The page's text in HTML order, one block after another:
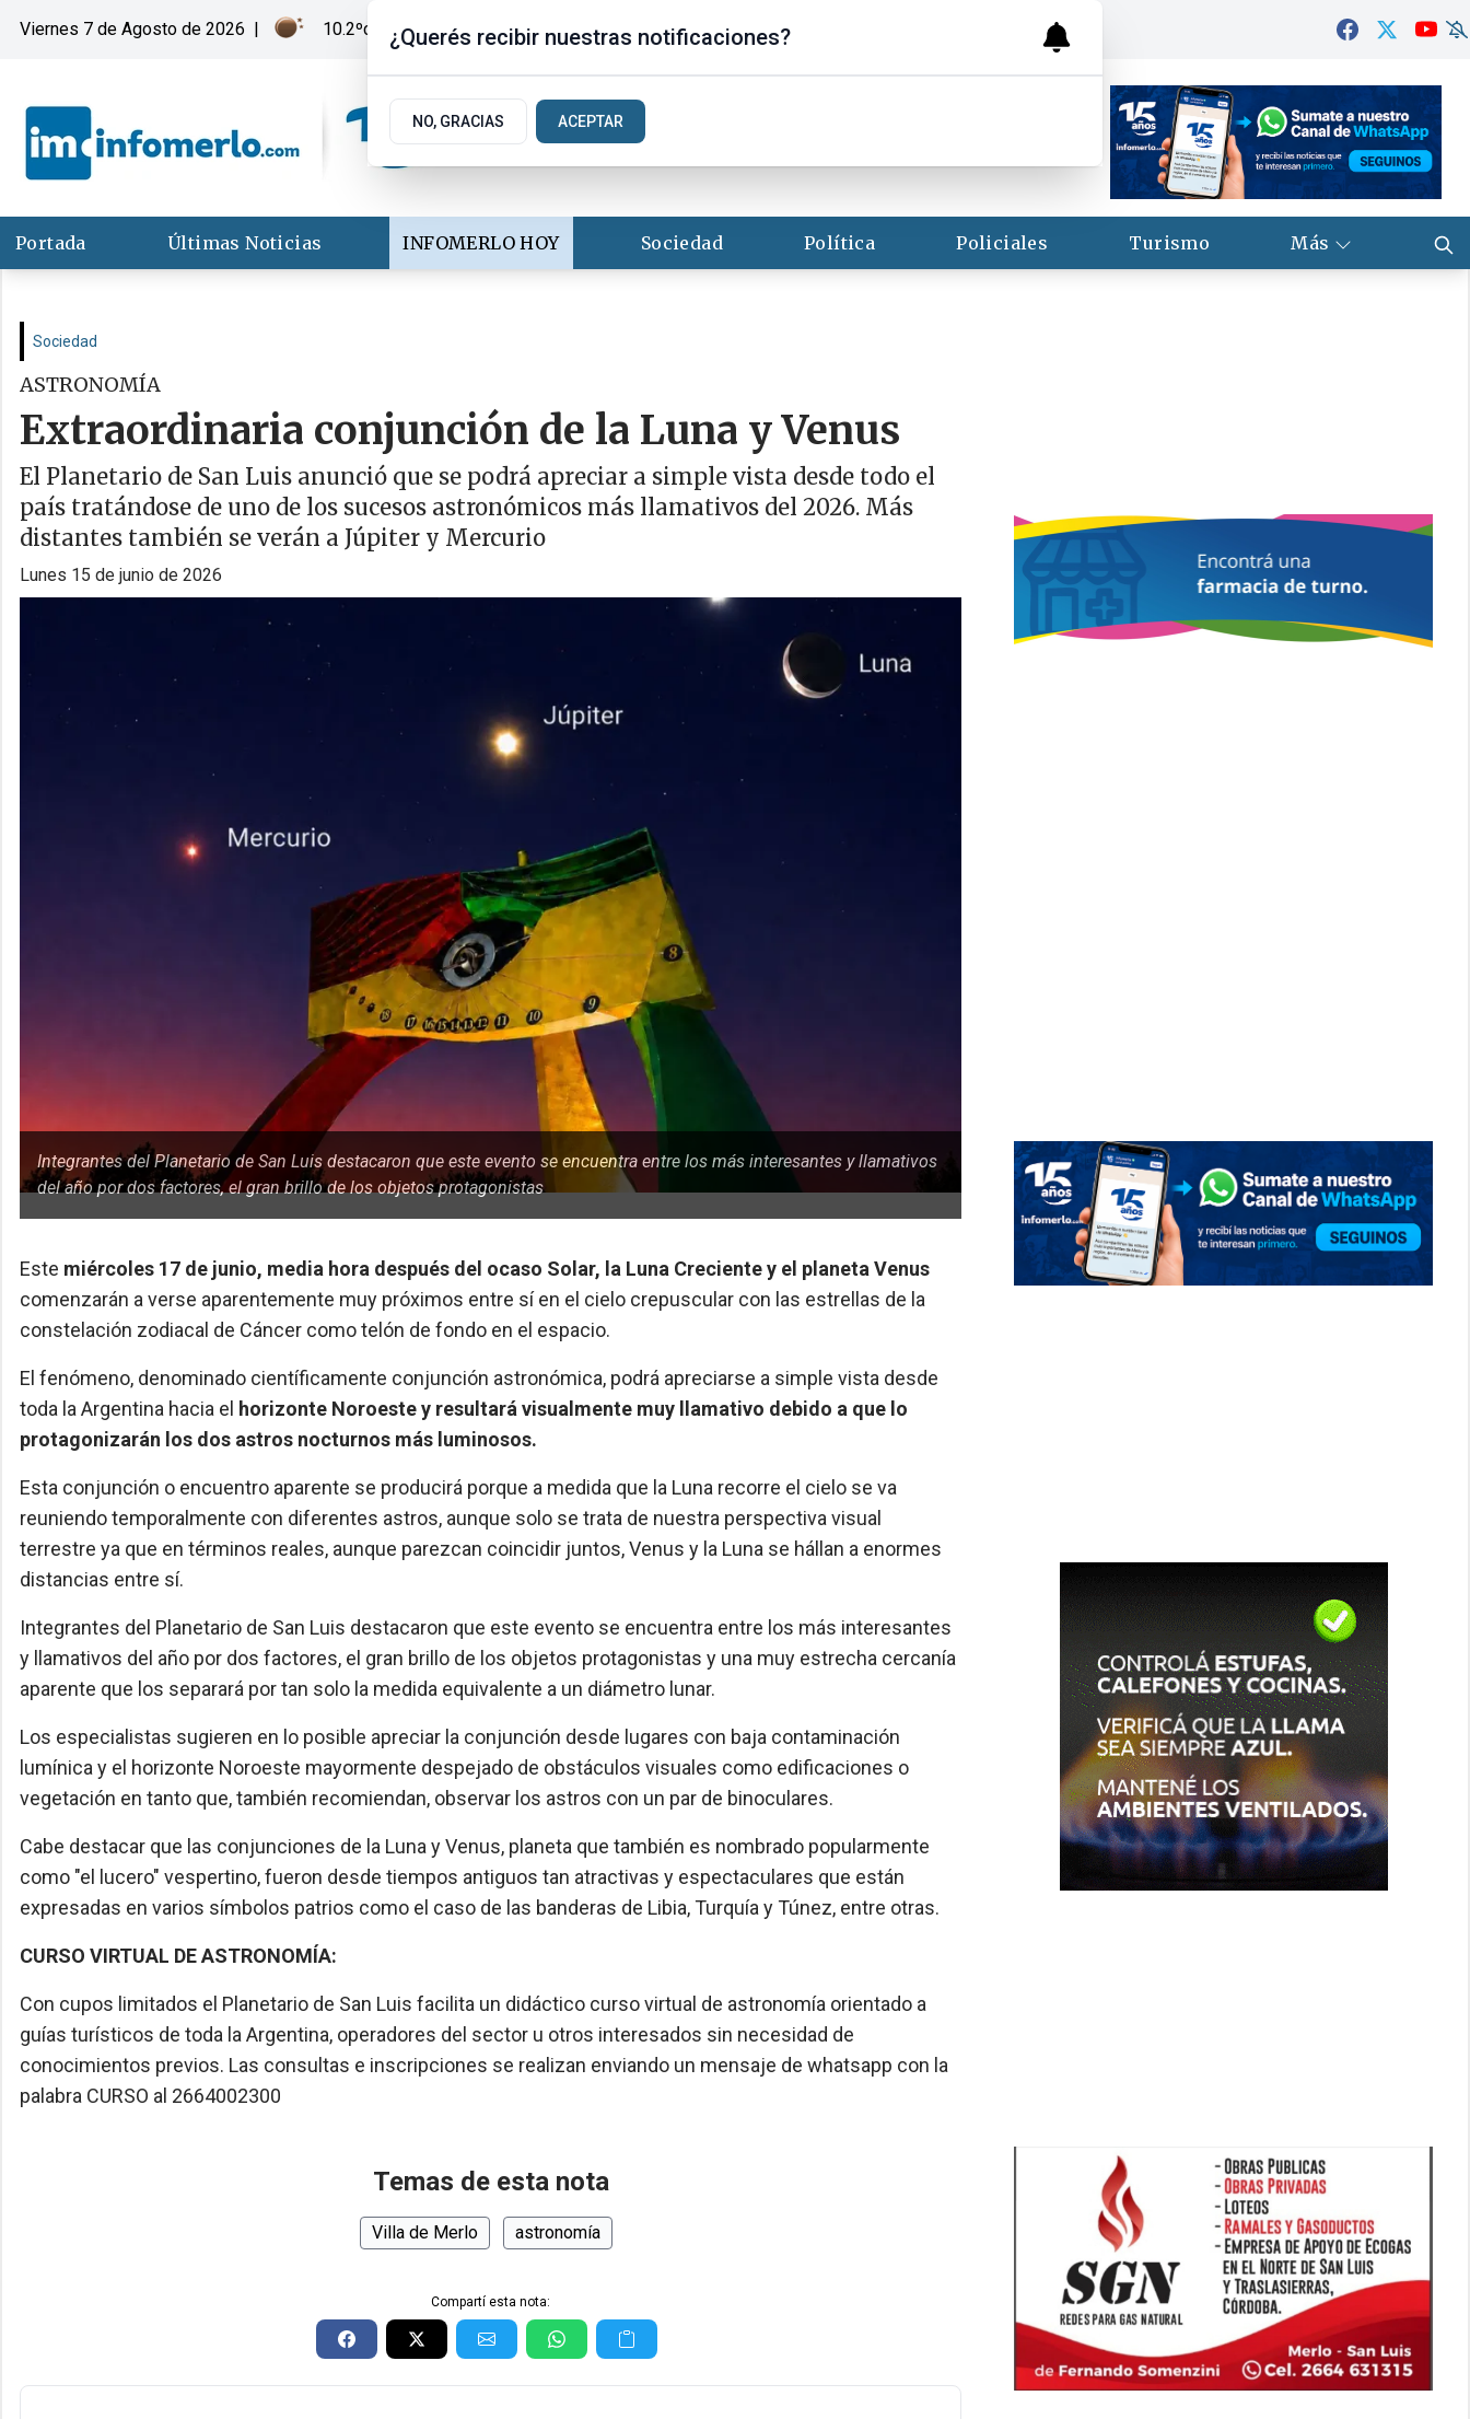
Viernes 7 de Agosto de 2026 | 10.2ºc | Merlo, San Luis
Portada Últimas Noticias INFOMERLO HOY Sociedad Política Policiales Turismo Más
Sociedad
ASTRONOMÍA
Extraordinaria conjunción de la Luna y Venus
El Planetario de San Luis anunció que se podrá apreciar a simple vista desde todo el
país tratándose de uno de los sucesos astronómicos más llamativos del 2026. Más
distantes también se verán a Júpiter y Mercurio
lunes 15 de junio de 2026
Integrantes del Planetario de San Luis destacaron que este evento se encuentra entre los más interesantes y llamativos
del año por dos factores, el gran brillo de los objetos protagonistas
Este miércoles 17 de junio, media hora después del ocaso Solar, la Luna Creciente y el planeta Venus
comenzarán a verse aparentemente muy próximos entre sí en el cielo crepuscular con las estrellas de la
constelación zodiacal de Cáncer como telón de fondo en el espacio.
El fenómeno, denominado científicamente conjunción astronómica, podrá apreciarse a simple vista desde
toda la Argentina hacia el horizonte Noroeste y resultará visualmente muy llamativo debido a que lo
protagonizarán los dos astros nocturnos más luminosos.
Esta conjunción o encuentro aparente se producirá porque a medida que la Luna recorre el cielo se va
reuniendo temporalmente con diferentes astros, aunque solo se trata de nuestra perspectiva visual
terrestre ya que en términos reales, aunque parezcan coincidir juntos, Venus y la Luna se hállan a enormes
distancias entre sí.
Integrantes del Planetario de San Luis destacaron que este evento se encuentra entre los más interesantes
y llamativos del año por dos factores, el gran brillo de los objetos protagonistas y una muy estrecha cercanía
aparente que los separará por tan solo la medida equivalente a un diámetro lunar.
Los especialistas sugieren en lo posible apreciar la conjunción desde lugares con baja contaminación
lumínica y el horizonte Noroeste mayormente despejado de obstáculos visuales como edificaciones o
vegetación en tanto que, también recomiendan, observar los astros con un par de binoculares.
Cabe destacar que las conjunciones de la Luna y Venus, planeta que también es nombrado popularmente
como "el lucero" vespertino, fueron desde tiempos antiguos tan atractivas y espectaculares que están
expresadas en varios símbolos patrios como el caso de las banderas de Libia, Turquía y Túnez, entre otras.
CURSO VIRTUAL DE ASTRONOMÍA:
Con cupos limitados el Planetario de San Luis facilita un didáctico curso virtual de astronomía orientado a
guías turísticos de toda la Argentina, operadores del sector u otros interesados sin necesidad de
conocimientos previos. Las consultas e inscripciones se realizan enviando un mensaje de whatsapp con la
palabra CURSO al 2664002300
Temas de esta nota
Villa de Merlo astronomía
Compartí esta nota:
¿Querés recibir nuestras notificaciones?
NO, GRACIAS ACEPTAR